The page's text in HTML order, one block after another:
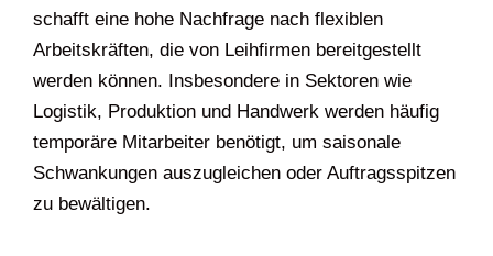
schafft eine hohe Nachfrage nach flexiblen
Arbeitskräften, die von Leihfirmen bereitgestellt
werden können. Insbesondere in Sektoren wie
Logistik, Produktion und Handwerk werden häufig
temporäre Mitarbeiter benötigt, um saisonale
Schwankungen auszugleichen oder Auftragsspitzen
zu bewältigen.